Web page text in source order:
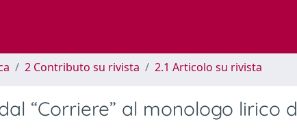
2 Contributo su rivista 2.1 Articolo su rivista
“Corriere” al monologo lirico